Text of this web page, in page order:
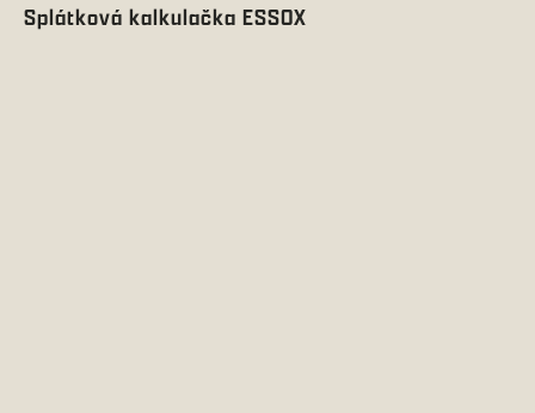
Splátková kalkulačka ESSOX